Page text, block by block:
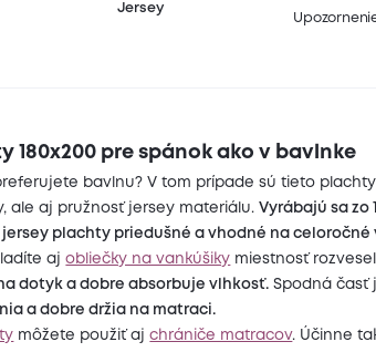
Jersey
180x200 pre spánok ako v bavlnke
bavlnu? V tom prípade sú tieto
ale aj pružnosť jersey materiálu.Vyrábajú sa zo
plachty priedušné a vhodné na celoročné
ajobliečky na vankúšiky miestnosť
dotyk a dobre absorbuje vlhkosť. Spodná časť
a dobre držia na matraci.
môžete použiť ajchrániče matracov. Účinne